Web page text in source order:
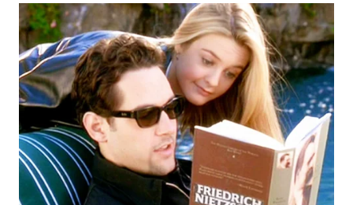
TINGGI
WN
PAKPAK
WN
KARAWANG
WN
BEKASI